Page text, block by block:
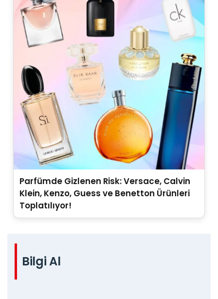
Parfümde Gizlenen Risk: Versace, Calvin
Klein, Kenzo, Guess ve Benetton Ürünleri
Toplatılıyor!
Bilgi Al